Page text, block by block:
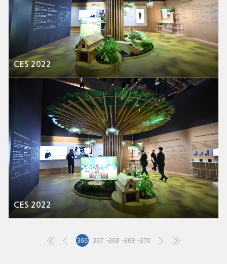
CES 2022
CES 2022
366 367 368 369 370